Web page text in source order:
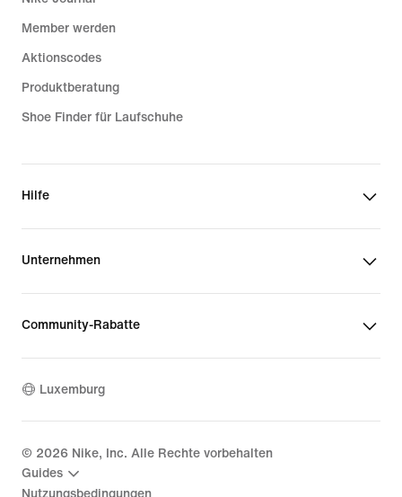
Member werden
Aktionscodes
Produktberatung
Shoe Finder für Laufschuhe
Hilfe
Unternehmen
Community-Rabatte
Luxemburg
© 2026 Nike, Inc. Alle Rechte vorbehalten
Guides
Nutzungsbedingungen